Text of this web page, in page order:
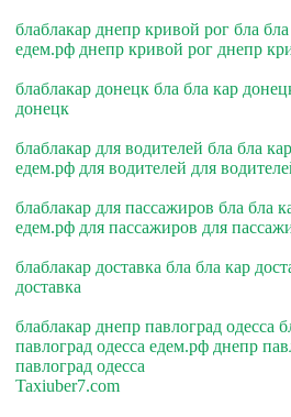
блаблакар днепр кривой рог бла
едем.рф днепр кривой рог днепр
блаблакар донецк бла бла кар
донецк
блаблакар для водителей бла бла
едем.рф для водителей для
блаблакар для пассажиров бла бла
едем.рф для пассажиров для
блаблакар доставка бла бла кар
доставка
блаблакар днепр павлоград одесса
павлоград одесса едем.рф днепр
павлоград одесса
Taxiuber7.com